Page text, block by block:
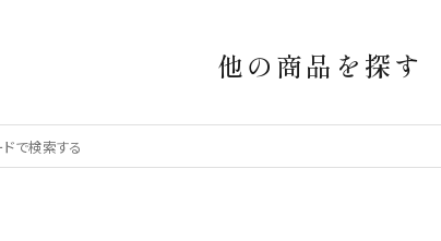
他の商品を探す